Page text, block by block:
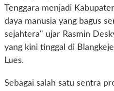
Tenggara menjadi
daya manusia yang bagus
sejahtera" ujar Rasmin
yang kini tinggal di
Lues.
Sebagai salah satu sentra